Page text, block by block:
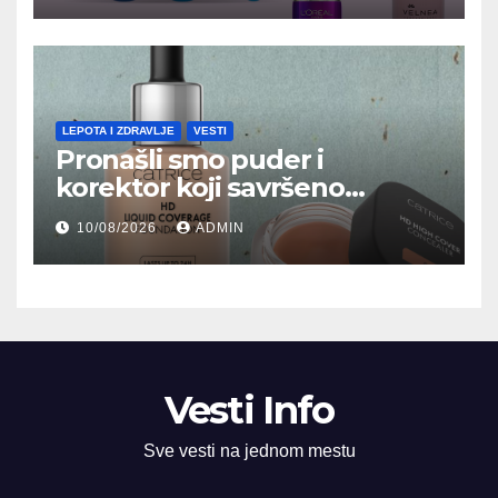
LEPOTA I ZDRAVLJE VESTI
Pronašli smo puder i
korektor koji savršeno
prekrivaju nepravilnosti na
licu10/08/2026 ADMIN
Vesti Info
Sve vesti na jednom mestu